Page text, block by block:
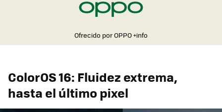
Ofrecido por OPPO+info
ColorOS 16: Fluidez extrema,
hasta el último pixel